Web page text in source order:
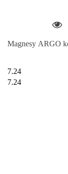
Magnesy ARGO
7.24
7.24